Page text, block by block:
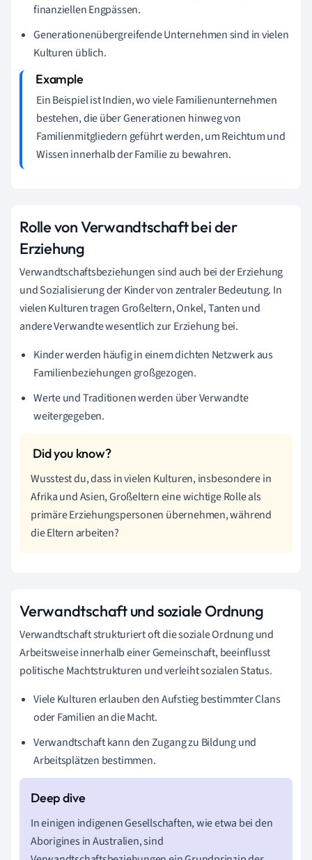
finanziellen Engpässen.
Generationenübergreifende Unternehmen sind in vielen
Kulturen üblich.
Ein Beispiel ist Indien, wo viele Familienunternehmen
bestehen, die über Generationen hinweg von
Familienmitgliedern geführt werden, um Reichtum und
Wissen innerhalb der Familie zu bewahren.
Rolle von Verwandtschaft bei der
Erziehung
Verwandtschaftsbeziehungen sind auch bei der Erziehung
und Sozialisierung der Kinder von zentraler Bedeutung. In
vielen Kulturen tragen Großeltern, Onkel, Tanten und
andere Verwandte wesentlich zur Erziehung bei.
Kinder werden häufig in einem dichten Netzwerk aus
Familienbeziehungen großgezogen.
Werte und Traditionen werden über Verwandte
weitergegeben.
Wusstest du, dass in vielen Kulturen, insbesondere in
Afrika und Asien, Großeltern eine wichtige Rolle als
primäre Erziehungspersonen übernehmen, während
die Eltern arbeiten?
Verwandtschaft und soziale Ordnung
Verwandtschaft strukturiert oft die soziale Ordnung und
Arbeitsweise innerhalb einer Gemeinschaft, beeinflusst
politische Machtstrukturen und verleiht sozialen Status.
Viele Kulturen erlauben den Aufstieg bestimmter Clans
oder Familien an die Macht.
Verwandtschaft kann den Zugang zu Bildung und
Arbeitsplätzen bestimmen.
In einigen indigenen Gesellschaften, wie etwa bei den
Aborigines in Australien, sind